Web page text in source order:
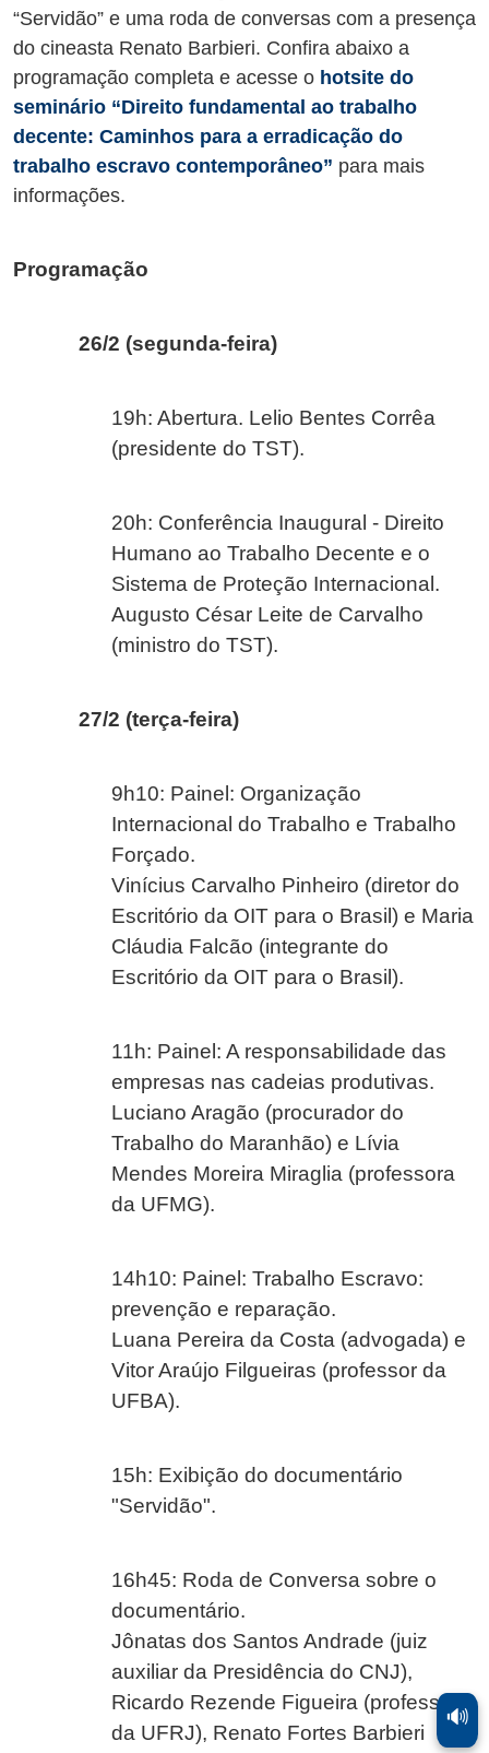
“Servidão” e uma roda de conversas com a presença
do cineasta Renato Barbieri. Confira abaixo a
programação completa e acesse o hotsite do
seminário “Direito fundamental ao trabalho
decente: Caminhos para a erradicação do
trabalho escravo contemporâneo” para mais
informações.
Programação
26/2 (segunda-feira)
19h: Abertura. Lelio Bentes Corrêa
(presidente do TST).
20h: Conferência Inaugural - Direito
Humano ao Trabalho Decente e o
Sistema de Proteção Internacional.
Augusto César Leite de Carvalho
(ministro do TST).
27/2 (terça-feira)
9h10: Painel: Organização
Internacional do Trabalho e Trabalho
Forçado.
Vinícius Carvalho Pinheiro (diretor do
Escritório da OIT para o Brasil) e Maria
Cláudia Falcão (integrante do
Escritório da OIT para o Brasil).
11h: Painel: A responsabilidade das
empresas nas cadeias produtivas.
Luciano Aragão (procurador do
Trabalho do Maranhão) e Lívia
Mendes Moreira Miraglia (professora
da UFMG).
14h10: Painel: Trabalho Escravo:
prevenção e reparação.
Luana Pereira da Costa (advogada) e
Vitor Araújo Filgueiras (professor da
UFBA).
15h: Exibição do documentário
"Servidão".
16h45: Roda de Conversa sobre o
documentário.
Jônatas dos Santos Andrade (juiz
auxiliar da Presidência do CNJ),
Ricardo Rezende Figueira (professor
da UFRJ), Renato Fortes Barbieri
🔊